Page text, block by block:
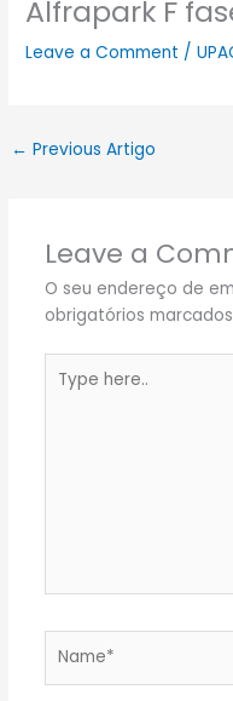
Alfrapark F
Leave a Comment /
← Previous Artigo
Leave a
O seu endereço de
obrigatórios
here..